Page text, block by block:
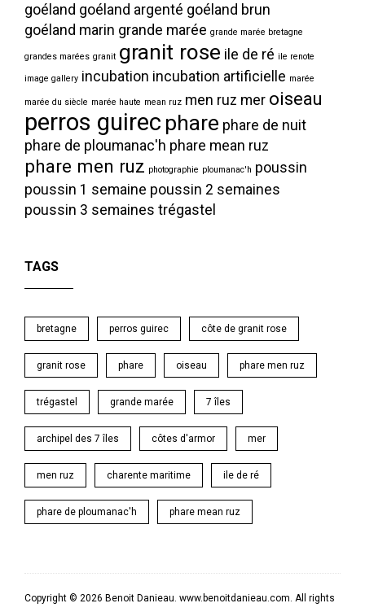
goéland goéland argenté goéland brun
goéland marin grande marée grande marée bretagne
grandes marées granit granit rose ile de ré ile renote
image gallery incubation incubation artificielle marée
marée du siècle marée haute mean ruz men ruz mer oiseau
perros guirec phare phare de nuit
phare de ploumanac'h phare mean ruz
phare men ruz photographie ploumanac'h poussin
poussin 1 semaine poussin 2 semaines
poussin 3 semaines trégastel
TAGS
bretagne perros guirec côte de granit rose
granit rose phare oiseau phare men ruz
trégastel grande marée 7 îles
archipel des 7 îles côtes d'armor mer
men ruz charente maritime ile de ré
phare de ploumanac'h phare mean ruz
Copyright © 2026 Benoit Danieau. www.benoitdanieau.com. All rights